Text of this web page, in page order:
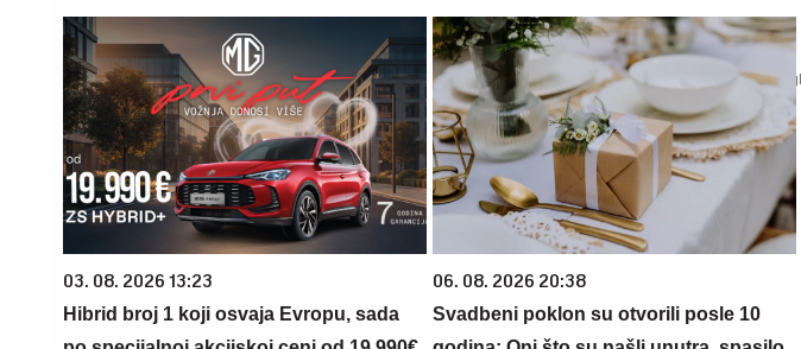
03. 08. 2026 13:23
Hibrid broj 1 koji osvaja Evropu, sada
06. 08. 2026 20:38
Svadbeni poklon su otvorili posle 10